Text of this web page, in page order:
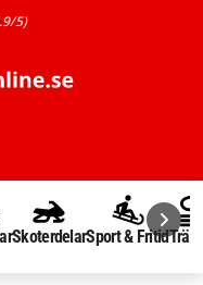
5)
SkoterdelarSport & Fritid